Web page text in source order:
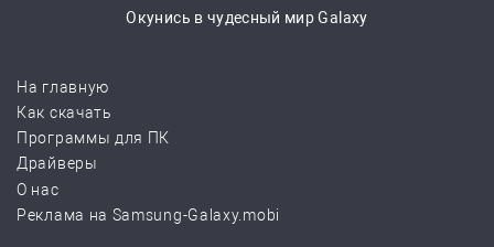
Окунись в чудесный мир Galaxy
На главную
Как скачать
Программы для ПК
Драйверы
О нас
Реклама на Samsung-Galaxy.mobi